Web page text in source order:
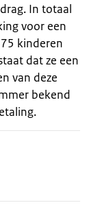
In totaal
voor een
kinderen
dat ze een
van deze
bekend